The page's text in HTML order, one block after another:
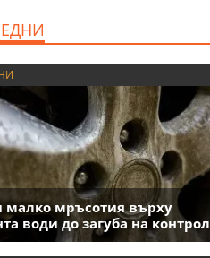
малко мръсотия върху
води до загуба на контрол